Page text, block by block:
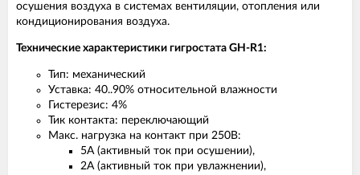
осушения воздуха в системах вентиляции, отопления или
кондиционирования воздуха.
Технические характеристики гигростата GH-R1:
Тип: механический
Уставка: 40..90% относительной влажности
Гистерезис: 4%
Тик контакта: переключающий
Макс. нагрузка на контакт при 250В:
5А (активный ток при осушении),
2А (активный ток при увлажнении),